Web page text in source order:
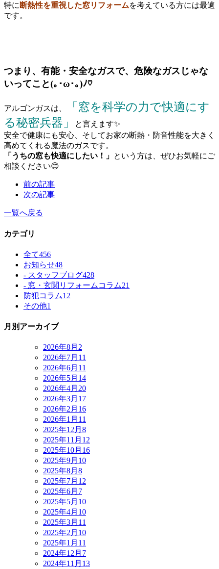
特に 断熱性を重視した窓リフォームを考えている方には最適
です。
つまり、有能・安全なガスで、危険なガスじゃな
いってこと(｡･ω･｡)ﾉ♡
アルゴンガスは、
「窓を科学の力で快適にす
る秘密兵器」
と言えます✨
安全で健康にも安心、そしてお家の断熱・防音性能を大きく
高めてくれる魔法のガスです。
「うちの窓も快適にしたい！」 という方は、ぜひお気軽にご
相談ください😊
前の記事
次の記事
一覧へ戻る
カテゴリ
全て456
お知らせ48
- スタッフブログ428
- 窓・玄関リフォームコラム21
防犯コラム12
その他1
月別アーカイブ
2026年8月 2
2026年7月 11
2026年6月 11
2026年5月 14
2026年4月 20
2026年3月 17
2026年2月 16
2026年1月 11
2025年12月 8
2025年11月 12
2025年10月 16
2025年9月 10
2025年8月 8
2025年7月 12
2025年6月 7
2025年5月 10
2025年4月 10
2025年3月 11
2025年2月 10
2025年1月 11
2024年12月 7
2024年11月 13